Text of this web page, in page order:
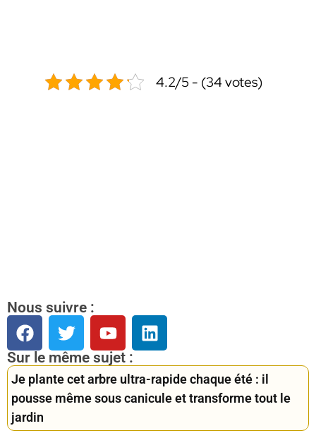
4.2/5 - (34 votes)
Nous suivre :
Sur le même sujet :
Je plante cet arbre ultra-rapide chaque été : il
pousse même sous canicule et transforme tout le
jardin